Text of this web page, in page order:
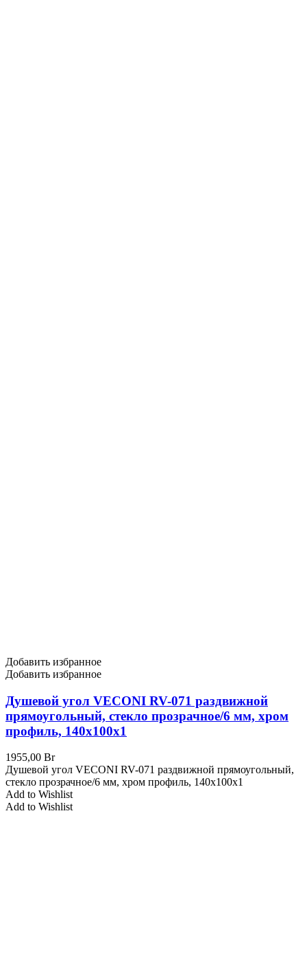
Добавить избранное
Добавить избранное
Душевой угол VECONI RV-071 раздвижной
прямоугольный, стекло прозрачное/6 мм, хром
профиль, 140x100x1
1955,00 Br
Душевой угол VECONI RV-071 раздвижной прямоугольный,
стекло прозрачное/6 мм, хром профиль, 140x100x1
Add to Wishlist
Add to Wishlist